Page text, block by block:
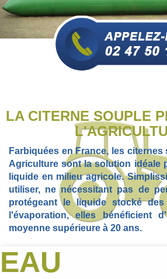
LA CITERNE SOUPLE
Farbiquées en France, les citernes
Agriculture sont la solution idéale
liquide en milieu agricole.
utiliser, ne nécessitant pas de
protégeant le liquide stocké
l'évaporation, elles bénéficient
moyenne supérieure à 20 ans.
EAU